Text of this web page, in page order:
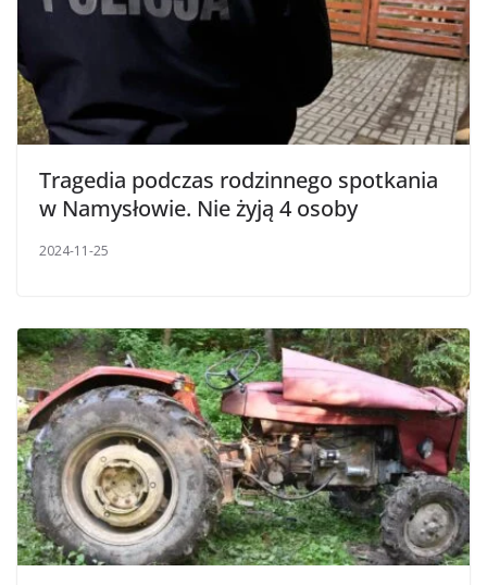
Tragedia podczas rodzinnego spotkania
w Namysłowie. Nie żyją 4 osoby
2024-11-25